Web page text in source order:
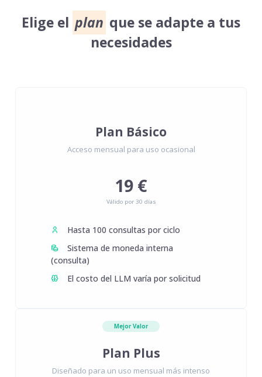
Elige el plan que se adapte a tus
necesidades
Plan Básico
Acceso mensual para uso ocasional
19 €
Válido por 30 días
Hasta 100 consultas por ciclo
Sistema de moneda interna
(consulta)
El costo del LLM varía por solicitud
Plan Plus
Diseñado para un uso mensual más intenso
Mejor Valor